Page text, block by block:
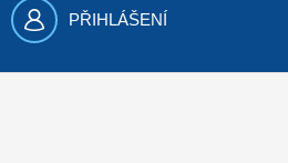
PŘIHLÁŠENÍ